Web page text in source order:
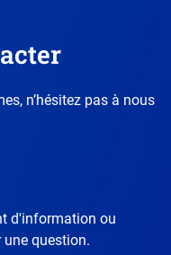
n’hésitez pas à nous
d'information ou
question.